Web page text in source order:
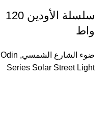
سلسلة الأودين 120
واط
ضوء الشارع الشمسي,
Odin
Series Solar Street Light